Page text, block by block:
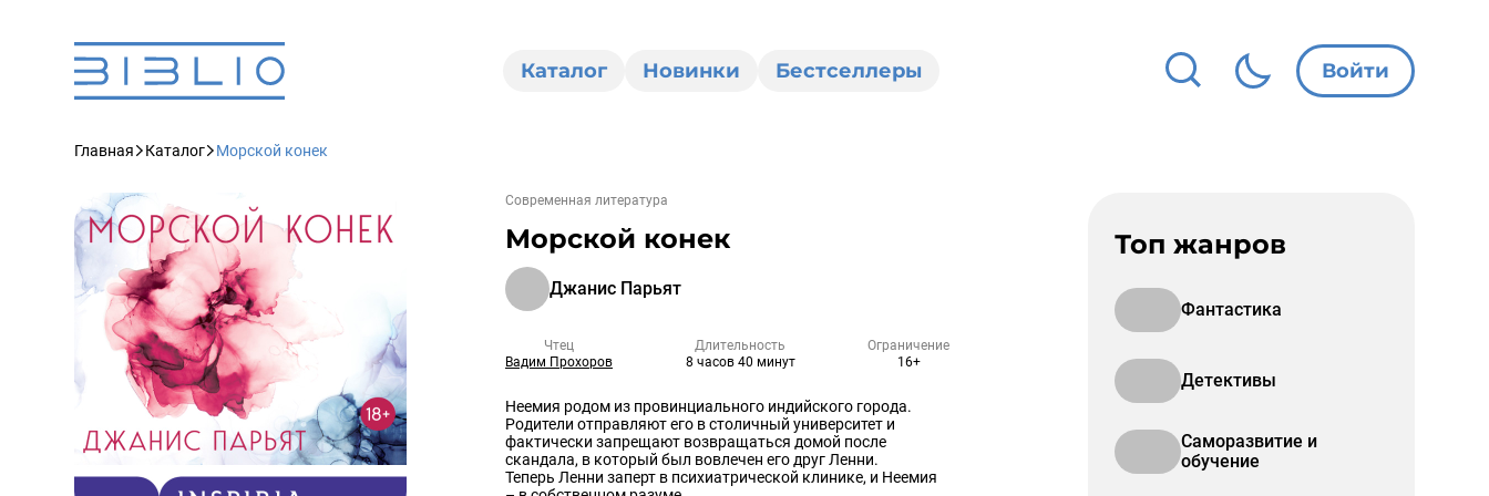
Каталог Новинки Бестселлеры Войти
Главная Каталог Морской конек
Современная литература
Морской конек
Джанис Парьят
Чтец
Вадим Прохоров
Длительность
8 часов 40 минут
Ограничение
16+
Неемия родом из провинциального индийского города.
Родители отправляют его в столичный университет и
фактически запрещают возвращаться домой после
скандала, в который был вовлечен его друг Ленни.
Теперь Ленни заперт в психиатрической клинике, и Неемия
Топ жанров
Фантастика
Детективы
Саморазвитие и
обучение